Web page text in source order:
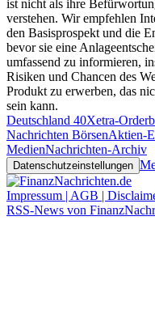
ist nicht als ihre
verstehen. Wir empfehlen
den Basisprospekt und die
bevor sie eine
umfassend zu informieren,
Risiken und Chancen des
Produkt zu erwerben, das
sein kann.
Deutschland 40Xetra-
Nachrichten BörsenAktien-
MedienNachrichten-Archiv
Datenschutzeinstellungen
Impressum | AGB |
RSS-News von